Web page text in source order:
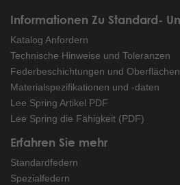
Informationen Zu Standard-
Katalog Anfordern
Technische Hinweise und Toleranzen
Federbeschichtungen und
Materialspezifikationen und -daten
Lee Spring Artikel PDF
Lee Spring die Fähigkeit (PDF)
Erfahren Sie mehr
Standardfedern
Spezialfedern